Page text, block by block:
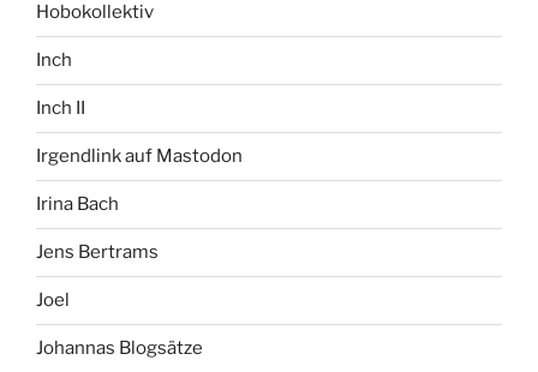
Hobokollektiv
Inch
Inch II
Irgendlink auf Mastodon
Irina Bach
Jens Bertrams
Joel
Johannas Blogsätze